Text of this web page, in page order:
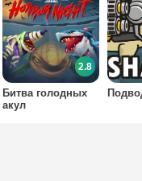
Битва голодных
акул
2.8